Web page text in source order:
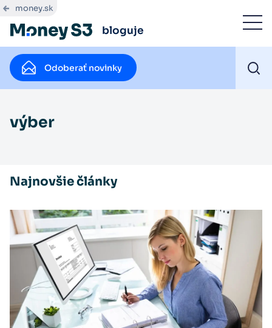
money.sk
bloguje
Odoberať novinky
výber
Najnovšie články